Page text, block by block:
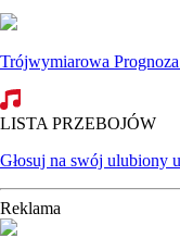
Trójwymiarowa
LISTA PRZEBOJÓW
Głosuj na swój ulubiony
Reklama